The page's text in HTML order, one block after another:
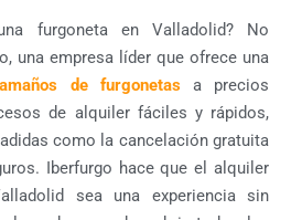
furgoneta en Valladolid? No
una empresa líder que ofrece una
de furgonetasa precios
de alquiler fáciles y rápidos,
como la cancelación gratuita
Iberfurgo hace que el alquiler
sea una experiencia sin